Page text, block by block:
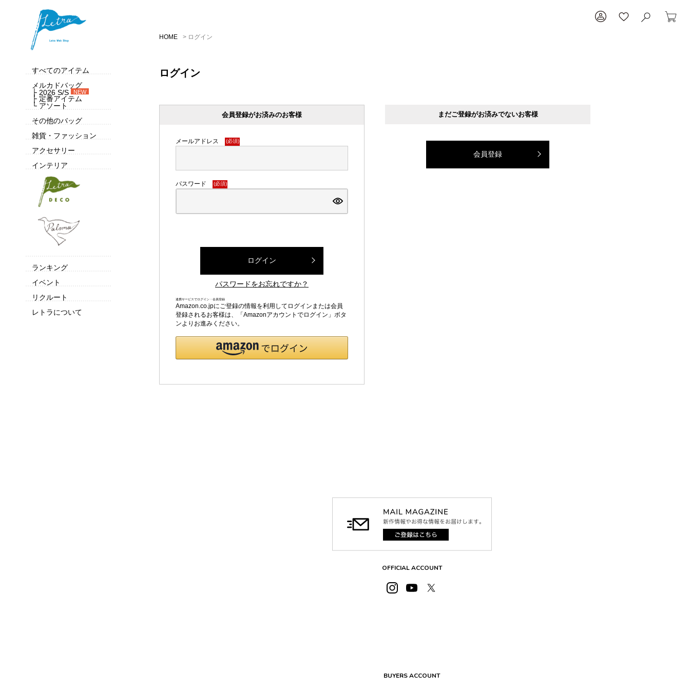
すべてのアイテム
メルカドバッグ
├ 2026 S/S
NEW
├ 定番アイテム
└ アソート
その他のバッグ
雑貨・ファッション
アクセサリー
インテリア
ランキング
イベント
リクルート
レトラについて
HOME ログイン
ログイン
会員登録がお済みのお客様
メールアドレス (必須)
パスワード (必須)
ログイン
パスワードをお忘れですか？
連携サービスでログイン・会員登録
Amazon.co.jpにご登録の情報を利用してログインまたは会員
登録されるお客様は、「Amazonアカウントでログイン」ボタ
ンよりお進みください。
まだご登録がお済みでないお客様
会員登録
OFFICIAL ACCOUNT
BUYERS ACCOUNT